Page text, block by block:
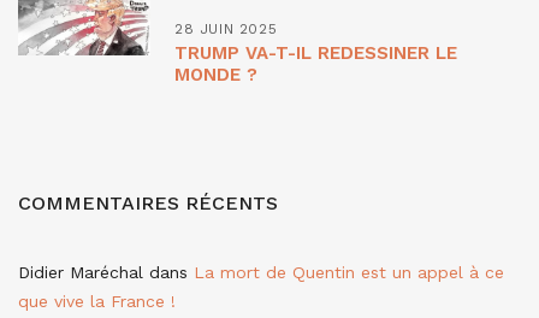
28 JUIN 2025
TRUMP VA-T-IL REDESSINER LE
MONDE ?
COMMENTAIRES RÉCENTS
Didier Maréchal dans La mort de Quentin est un appel à ce
que vive la France !